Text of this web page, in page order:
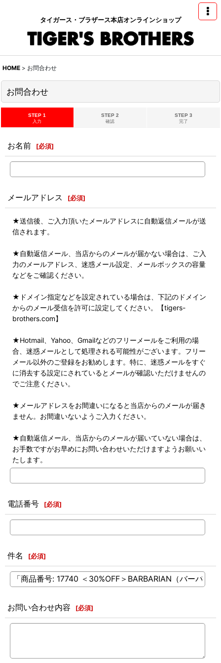
タイガース・ブラザース本店オンラインショップ
HOME > お問合わせ
お問合わせ
STEP 1
入力
STEP 2
確認
STEP 3
完了
お名前 [必須]
メールアドレス [必須]
★送信後、ご入力頂いたメールアドレスに自動返信メールが送
信されます。
★自動返信メール、当店からのメールが届かない場合は、ご入
力のメールアドレス、迷惑メール設定、メールボックスの容量
などをご確認ください。
★ドメイン指定などを設定されている場合は、下記のドメイン
からのメール受信を許可に設定してください。【tigers-
brothers.com】
★Hotmail、Yahoo、Gmailなどのフリーメールをご利用の場
合、迷惑メールとして処理される可能性がございます。フリー
メール以外のご登録をお勧めします。特に、迷惑メールをすぐ
に消去する設定にされているとメールが確認いただけませんの
でご注意ください。
★メールアドレスをお間違いになると当店からのメールが届き
ません。お間違いないようご入力ください。
★自動返信メール、当店からのメールが届いていない場合は、
お手数ですがお早めにお問い合わせいただけますようお願いい
たします。
電話番号 [必須]
件名 [必須]
お問い合わせ内容 [必須]